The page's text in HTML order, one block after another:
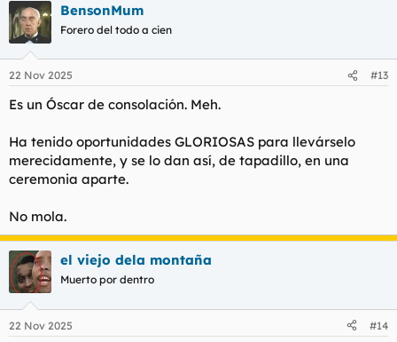
BensonMum
Forero del todo a cien
22 Nov 2025 #13
Es un Óscar de consolación. Meh.
Ha tenido oportunidades GLORIOSAS para llevárselo
merecidamente, y se lo dan así, de tapadillo, en una
ceremonia aparte.
No mola.
el viejo dela montaña
Muerto por dentro
22 Nov 2025 #14